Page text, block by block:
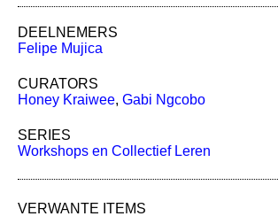
DEELNEMERS
Felipe Mujica
CURATORS
Honey Kraiwee, Gabi Ngcobo
SERIES
Workshops en Collectief Leren
VERWANTE ITEMS